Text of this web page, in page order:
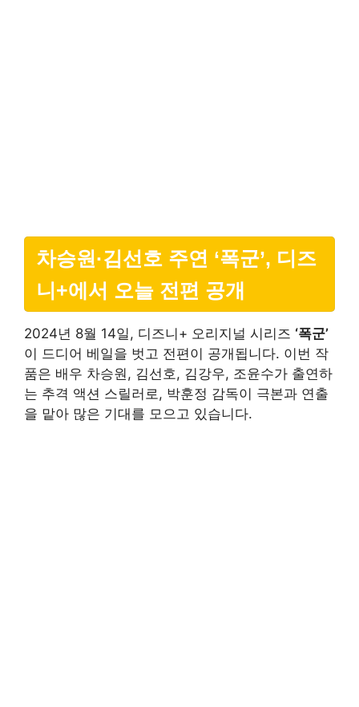
차승원·김선호 주연 ‘폭군’, 디즈
니+에서 오늘 전편 공개
2024년 8월 14일, 디즈니+ 오리지널 시리즈 ‘폭군’
이 드디어 베일을 벗고 전편이 공개됩니다. 이번 작
품은 배우 차승원, 김선호, 김강우, 조윤수가 출연하
는 추격 액션 스릴러로, 박훈정 감독이 극본과 연출
을 맡아 많은 기대를 모으고 있습니다.